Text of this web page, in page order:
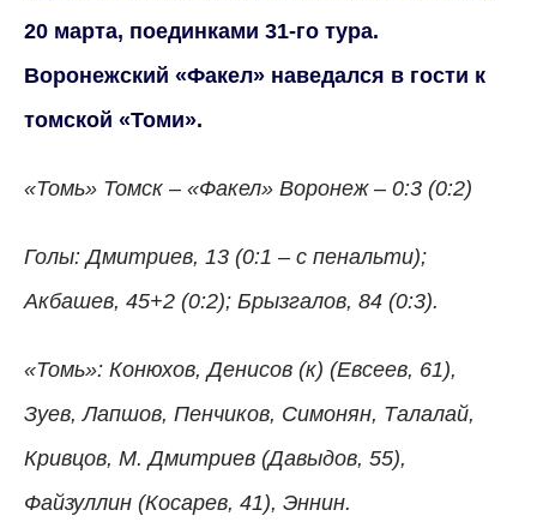
20 марта, поединками 31-го тура.
Воронежский «Факел» наведался в гости к
томской «Томи».
«Томь» Томск – «Факел» Воронеж – 0:3 (0:2)
Голы: Дмитриев, 13 (0:1 – с пенальти);
Акбашев, 45+2 (0:2); Брызгалов, 84 (0:3).
«Томь»: Конюхов, Денисов (к) (Евсеев, 61),
Зуев, Лапшов, Пенчиков, Симонян, Талалай,
Кривцов, М. Дмитриев (Давыдов, 55),
Файзуллин (Косарев, 41), Эннин.